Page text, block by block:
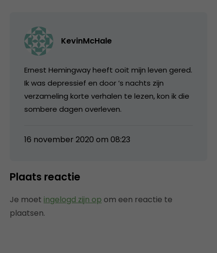
KevinMcHale
Ernest Hemingway heeft ooit mijn leven gered.
Ik was depressief en door ’s nachts zijn
verzameling korte verhalen te lezen, kon ik die
sombere dagen overleven.
16 november 2020 om 08:23
Plaats reactie
Je moet ingelogd zijn op om een reactie te
plaatsen.